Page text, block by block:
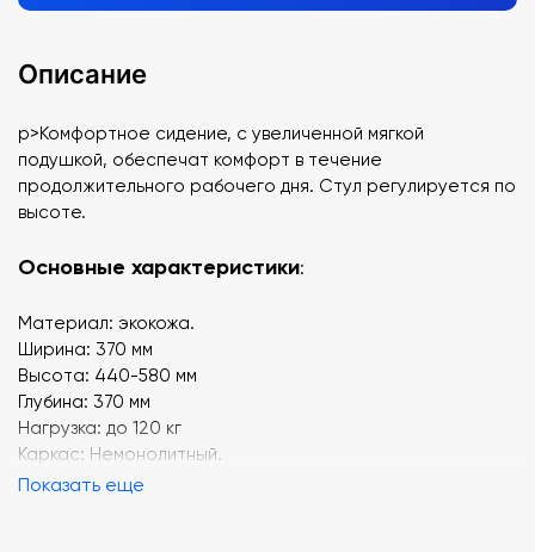
Описание
p>Комфортное сидение, с увеличенной мягкой
подушкой, обеспечат комфорт в течение
продолжительного рабочего дня. Стул регулируется по
высоте.
Основные характеристики:
Материал: экокожа.
Ширина: 370 мм
Высота: 440-580 мм
Глубина: 370 мм
Нагрузка: до 120 кг
Каркас: Немонолитный.
Показать еще